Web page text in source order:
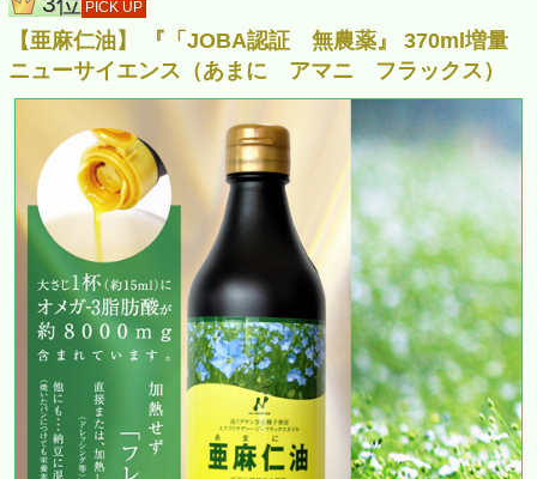
PICK UP
【亜麻仁油】 『「JOBA認証 無農薬』 370ml増量
ニューサイエンス（あまに アマニ フラックス）